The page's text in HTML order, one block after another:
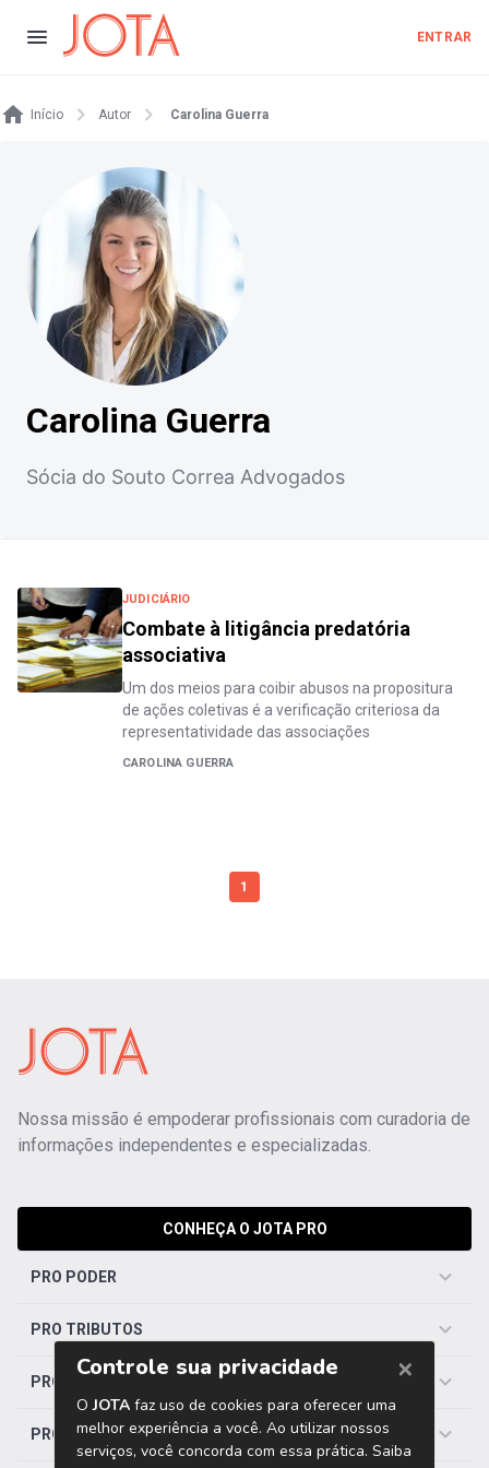
ENTRAR
Início Autor Carolina Guerra
Carolina Guerra
Sócia do Souto Correa Advogados
JUDICIÁRIO
Combate à litigância predatória
associativa
Um dos meios para coibir abusos na propositura
de ações coletivas é a verificação criteriosa da
representatividade das associações
CAROLINA GUERRA
1
Nossa missão é empoderar profissionais com curadoria de
informações independentes e especializadas.
CONHEÇA O JOTA PRO
PRO PODER
PRO TRIBUTOS
PRO TRABALHISTA
PRO SAÚDE